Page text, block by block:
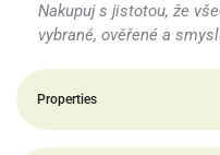
Nakupuj s jistotou, že
vybrané, ověřené a
Properties